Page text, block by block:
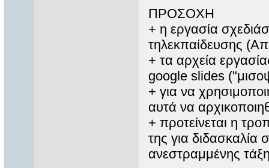
ΠΡΟΣΟΧΗ
+ η εργασία
τηλεκπαίδευσης
+ τα αρχεία
google slides
+ για να
αυτά να
+ προτείνεται η
της για
ανεστραμμένης